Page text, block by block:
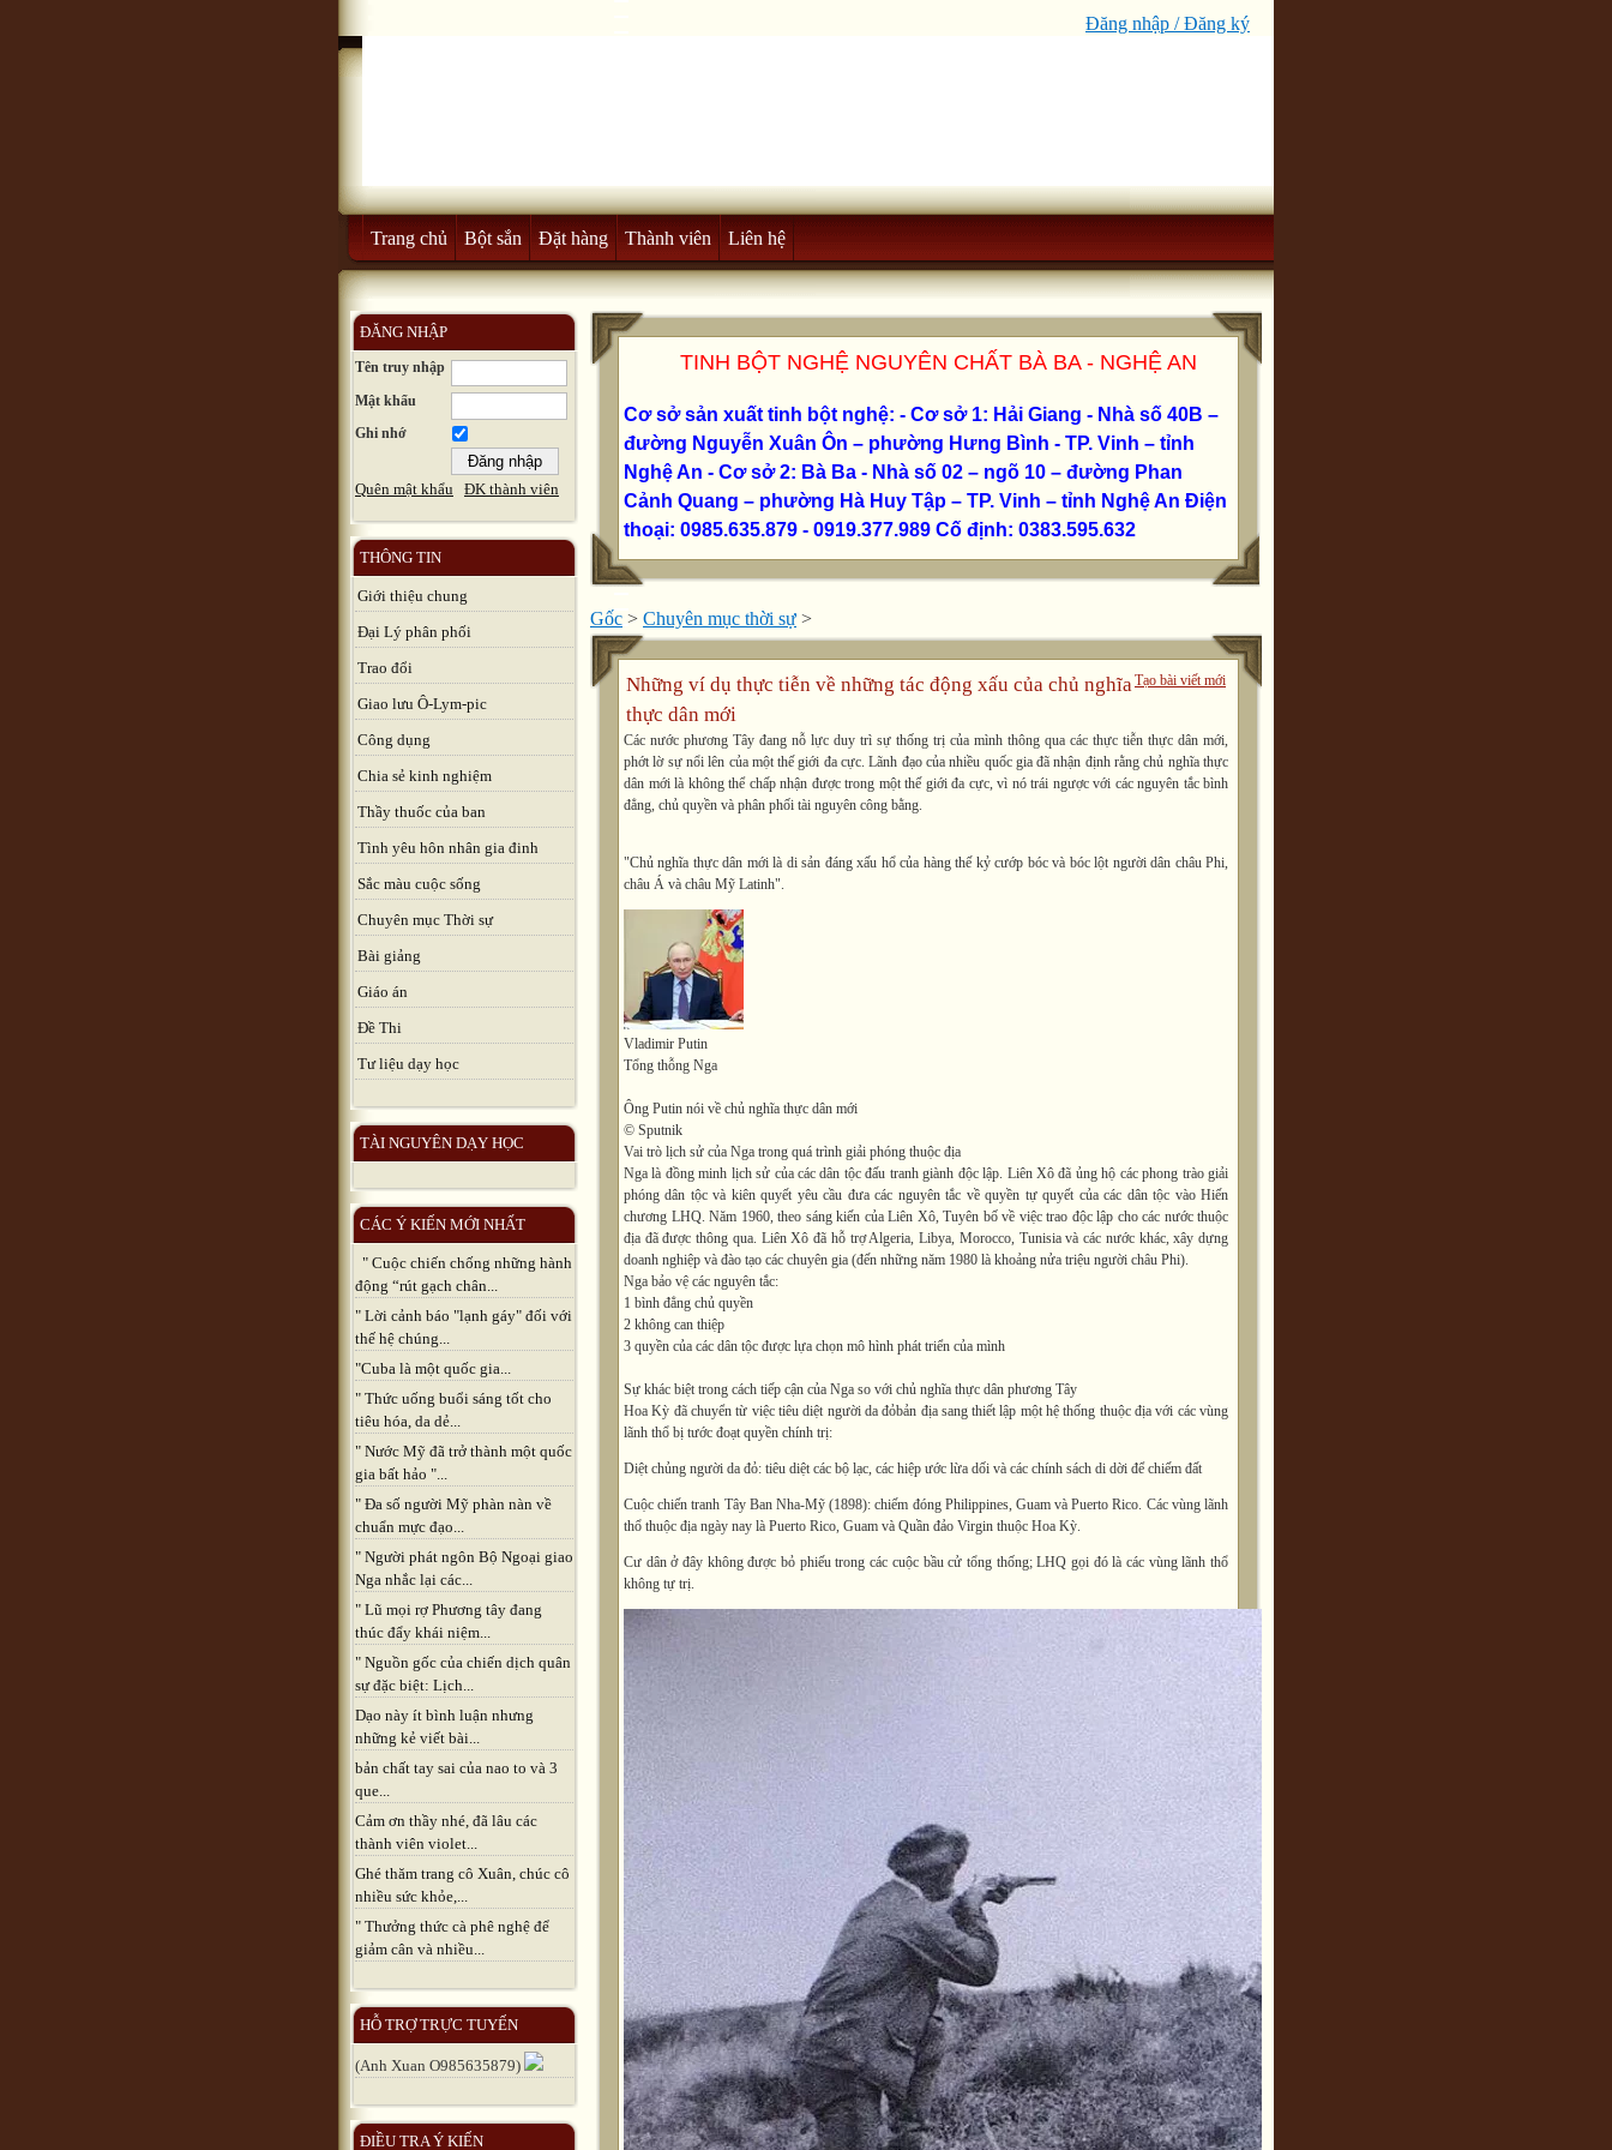
Đăng nhập / Đăng ký
Trang chủ Bột sắn Đặt hàng Thành viên Liên hệ
ĐĂNG NHẬP
Tên truy nhập
Mật khẩu
Ghi nhớ
Quên mật khẩu ĐK thành viên
THÔNG TIN
Giới thiệu chung
Đại Lý phân phối
Trao đổi
Giao lưu Ô-Lym-pic
Công dụng
Chia sẻ kinh nghiệm
Thầy thuốc của ban
Tình yêu hôn nhân gia đinh
Sắc màu cuộc sống
Chuyên mục Thời sự
Bài giảng
Giáo án
Đề Thi
Tư liệu dạy học
TÀI NGUYÊN DẠY HỌC
CÁC Ý KIẾN MỚI NHẤT
" Cuộc chiến chống những hành
động “rút gạch chân...
" Lời cảnh báo "lạnh gáy" đối với
thế hệ chúng...
"Cuba là một quốc gia...
" Thức uống buổi sáng tốt cho
tiêu hóa, da dẻ...
" Nước Mỹ đã trở thành một quốc
gia bất hảo "...
" Đa số người Mỹ phàn nàn về
chuẩn mực đạo...
" Người phát ngôn Bộ Ngoại giao
Nga nhắc lại các...
" Lũ mọi rợ Phương tây đang
thúc đẩy khái niệm...
" Nguồn gốc của chiến dịch quân
sự đặc biệt: Lịch...
Dạo này ít bình luận nhưng
những kẻ viết bài...
bản chất tay sai của nao to và 3
que...
Cảm ơn thầy nhé, đã lâu các
thành viên violet...
Ghé thăm trang cô Xuân, chúc cô
nhiều sức khỏe,...
" Thưởng thức cà phê nghệ để
giảm cân và nhiều...
HỖ TRỢ TRỰC TUYẾN
(Anh Xuan O985635879)
ĐIỀU TRA Ý KIẾN
TINH BỘT NGHỆ NGUYÊN CHẤT BÀ BA - NGHỆ AN
Cơ sở sản xuất tinh bột nghệ: - Cơ sở 1: Hải Giang - Nhà số 40B –
đường Nguyễn Xuân Ôn – phường Hưng Bình - TP. Vinh – tỉnh
Nghệ An - Cơ sở 2: Bà Ba - Nhà số 02 – ngõ 10 – đường Phan
Cảnh Quang – phường Hà Huy Tập – TP. Vinh – tỉnh Nghệ An Điện
thoại: 0985.635.879 - 0919.377.989 Cố định: 0383.595.632
Gốc > Chuyên mục thời sự >
Tạo bài viết mới
Những ví dụ thực tiễn về những tác động xấu của chủ nghĩa
thực dân mới
Các nước phương Tây đang nỗ lực duy trì sự thống trị của mình thông qua các thực tiễn thực dân mới,
phớt lờ sự nổi lên của một thế giới đa cực. Lãnh đạo của nhiều quốc gia đã nhận định rằng chủ nghĩa thực
dân mới là không thể chấp nhận được trong một thế giới đa cực, vì nó trái ngược với các nguyên tắc bình
đẳng, chủ quyền và phân phối tài nguyên công bằng.
"Chủ nghĩa thực dân mới là di sản đáng xấu hổ của hàng thế kỷ cướp bóc và bóc lột người dân châu Phi,
châu Á và châu Mỹ Latinh".
Vladimir Putin
Tổng thỗng Nga
Ông Putin nói về chủ nghĩa thực dân mới
© Sputnik
Vai trò lịch sử của Nga trong quá trình giải phóng thuộc địa
Nga là đồng minh lịch sử của các dân tộc đấu tranh giành độc lập. Liên Xô đã ủng hộ các phong trào giải
phóng dân tộc và kiên quyết yêu cầu đưa các nguyên tắc về quyền tự quyết của các dân tộc vào Hiến
chương LHQ. Năm 1960, theo sáng kiến của Liên Xô, Tuyên bố về việc trao độc lập cho các nước thuộc
địa đã được thông qua. Liên Xô đã hỗ trợ Algeria, Libya, Morocco, Tunisia và các nước khác, xây dựng
doanh nghiệp và đào tạo các chuyên gia (đến những năm 1980 là khoảng nửa triệu người châu Phi).
Nga bảo vệ các nguyên tắc:
1 bình đẳng chủ quyền
2 không can thiệp
3 quyền của các dân tộc được lựa chọn mô hình phát triển của mình
Sự khác biệt trong cách tiếp cận của Nga so với chủ nghĩa thực dân phương Tây
Hoa Kỳ đã chuyển từ việc tiêu diệt người da đỏbản địa sang thiết lập một hệ thống thuộc địa với các vùng
lãnh thổ bị tước đoạt quyền chính trị:
Diệt chủng người da đỏ: tiêu diệt các bộ lạc, các hiệp ước lừa dối và các chính sách di dời để chiếm đất
Cuộc chiến tranh Tây Ban Nha-Mỹ (1898): chiếm đóng Philippines, Guam và Puerto Rico. Các vùng lãnh
thổ thuộc địa ngày nay là Puerto Rico, Guam và Quần đảo Virgin thuộc Hoa Kỳ.
Cư dân ở đây không được bỏ phiếu trong các cuộc bầu cử tổng thống; LHQ gọi đó là các vùng lãnh thổ
không tự trị.